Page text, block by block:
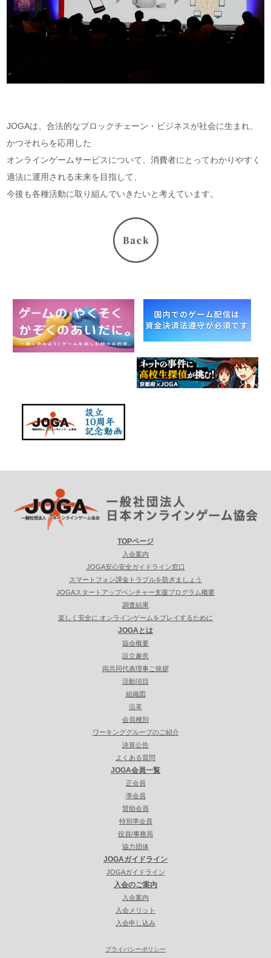
JOGAは、合法的なブロックチェーン・ビジネスが社会に生まれ、
かつそれらを応用した
オンラインゲームサービスについて、消費者にとってわかりやすく
適法に運用される未来を目指して、
今後も各種活動に取り組んでいきたいと考えています。
TOPページ
入会案内
JOGA安心安全ガイドライン窓口
スマートフォン課金トラブルを防ぎましょう
JOGAスタートアップベンチャー支援プログラム概要
調査結果
楽しく安全に オンラインゲームをプレイするために
JOGAとは
協会概要
設立趣意
両共同代表理事ご挨拶
活動項目
組織図
沿革
会員種別
ワーキンググループのご紹介
決算公告
よくある質問
JOGA会員一覧
正会員
準会員
賛助会員
特別準会員
役員/事務局
協力団体
JOGAガイドライン
JOGAガイドライン
入会のご案内
入会案内
入会メリット
入会申し込み
プライバシーポリシー